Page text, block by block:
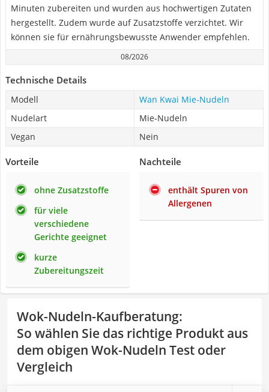
Minuten zubereiten und wurden aus hochwertigen Zutaten
hergestellt. Zudem wurde auf Zusatzstoffe verzichtet. Wir
können sie für ernährungsbewusste Anwender empfehlen.
08/2026
Technische Details
Modell
Wan Kwai Mie-Nudeln
Nudelart
Mie-Nudeln
Vegan
Nein
Vorteile
ohne Zusatzstoffe
für viele
verschiedene
Gerichte geeignet
kurze
Zubereitungszeit
Nachteile
enthält Spuren von
Allergenen
Wok-Nudeln-Kaufberatung:
So wählen Sie das richtige Produkt aus
dem obigen Wok-Nudeln Test oder
Vergleich